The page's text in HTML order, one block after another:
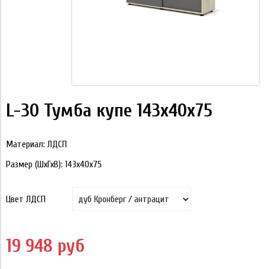
L-30 Тумба купе 143х40х75
Материал: ЛДСП
Размер (ШхГхВ): 143х40х75
Цвет ЛДСП
19 948 руб